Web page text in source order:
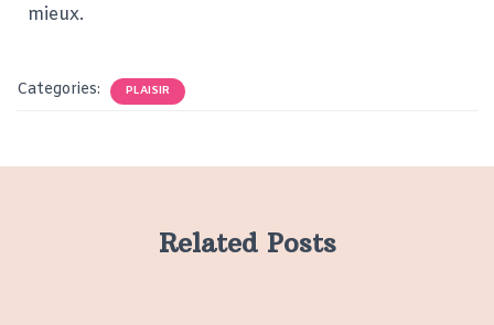
mieux.
Categories: PLAISIR
Related Posts